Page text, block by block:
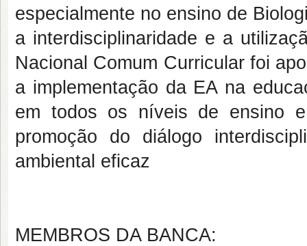
especialmente no ensino de
a interdisciplinaridade e a
Nacional Comum Curricular foi
a implementação da EA na
em todos os níveis de ensino
promoção do diálogo
ambiental eficaz
MEMBROS DA BANCA: